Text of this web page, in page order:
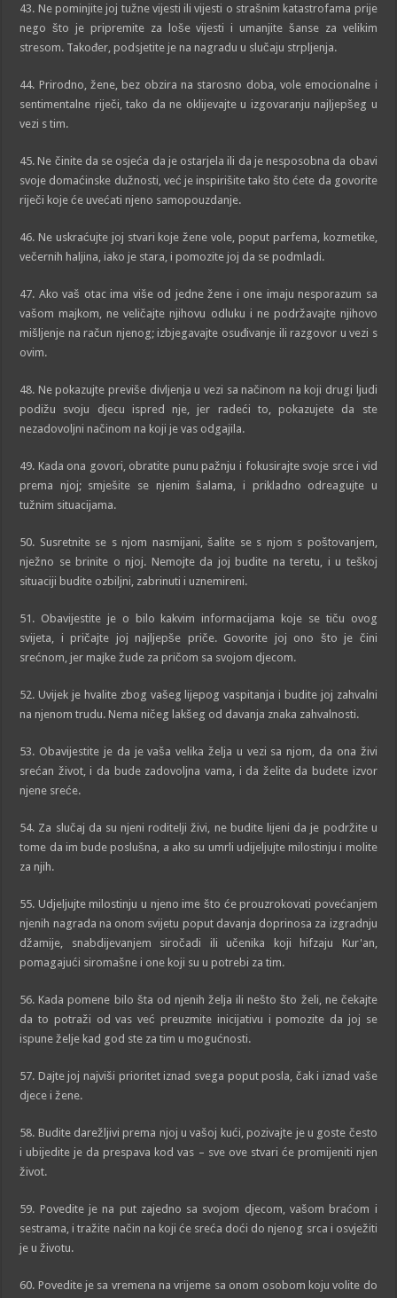
43. Ne pominjite joj tužne vijesti ili vijesti o strašnim katastrofama prije
nego što je pripremite za loše vijesti i umanjite šanse za velikim
stresom. Također, podsjetite je na nagradu u slučaju strpljenja.
44. Prirodno, žene, bez obzira na starosno doba, vole emocionalne i
sentimentalne riječi, tako da ne oklijevajte u izgovaranju najljepšeg u
vezi s tim.
45. Ne činite da se osjeća da je ostarjela ili da je nesposobna da obavi
svoje domaćinske dužnosti, već je inspirišite tako što ćete da govorite
riječi koje će uvećati njeno samopouzdanje.
46. Ne uskraćujte joj stvari koje žene vole, poput parfema, kozmetike,
večernih haljina, iako je stara, i pomozite joj da se podmladi.
47. Ako vaš otac ima više od jedne žene i one imaju nesporazum sa
vašom majkom, ne veličajte njihovu odluku i ne podržavajte njihovo
mišljenje na račun njenog; izbjegavajte osuđivanje ili razgovor u vezi s
ovim.
48. Ne pokazujte previše divljenja u vezi sa načinom na koji drugi ljudi
podižu svoju djecu ispred nje, jer radeći to, pokazujete da ste
nezadovoljni načinom na koji je vas odgajila.
49. Kada ona govori, obratite punu pažnju i fokusirajte svoje srce i vid
prema njoj; smješite se njenim šalama, i prikladno odreagujte u
tužnim situacijama.
50. Susretnite se s njom nasmijani, šalite se s njom s poštovanjem,
nježno se brinite o njoj. Nemojte da joj budite na teretu, i u teškoj
situaciji budite ozbiljni, zabrinuti i uznemireni.
51. Obavijestite je o bilo kakvim informacijama koje se tiču ovog
svijeta, i pričajte joj najljepše priče. Govorite joj ono što je čini
srećnom, jer majke žude za pričom sa svojom djecom.
52. Uvijek je hvalite zbog vašeg lijepog vaspitanja i budite joj zahvalni
na njenom trudu. Nema ničeg lakšeg od davanja znaka zahvalnosti.
53. Obavijestite je da je vaša velika želja u vezi sa njom, da ona živi
srećan život, i da bude zadovoljna vama, i da želite da budete izvor
njene sreće.
54. Za slučaj da su njeni roditelji živi, ne budite lijeni da je podržite u
tome da im bude poslušna, a ako su umrli udijeljujte milostinju i molite
za njih.
55. Udjeljujte milostinju u njeno ime što će prouzrokovati povećanjem
njenih nagrada na onom svijetu poput davanja doprinosa za izgradnju
džamije, snabdijevanjem siročadi ili učenika koji hifzaju Kur'an,
pomagajući siromašne i one koji su u potrebi za tim.
56. Kada pomene bilo šta od njenih želja ili nešto što želi, ne čekajte
da to potraži od vas već preuzmite inicijativu i pomozite da joj se
ispune želje kad god ste za tim u mogućnosti.
57. Dajte joj najviši prioritet iznad svega poput posla, čak i iznad vaše
djece i žene.
58. Budite darežljivi prema njoj u vašoj kući, pozivajte je u goste često
i ubijedite je da prespava kod vas – sve ove stvari će promijeniti njen
život.
59. Povedite je na put zajedno sa svojom djecom, vašom braćom i
sestrama, i tražite način na koji će sreća doći do njenog srca i osvježiti
je u životu.
60. Povedite je sa vremena na vrijeme sa onom osobom koju volite do